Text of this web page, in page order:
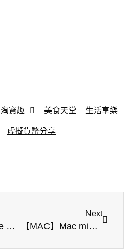
淘寶趣 美食天堂 生活享樂
虛擬貨幣分享
【開箱】iPhone SE 二手機到底能不能買!?
Next
【MAC】Mac mini 2014 late拆機實錄 | 更換ssd